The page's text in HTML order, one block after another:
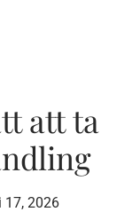
att ta
17, 2026